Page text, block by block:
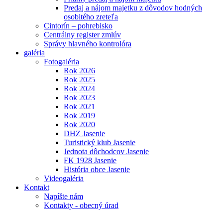
Predaj a nájom majetku z dôvodov hodných
osobitého zreteľa
Cintorín – pohrebisko
Centrálny register zmlúv
Správy hlavného kontrolóra
galéria
Fotogaléria
Rok 2026
Rok 2025
Rok 2024
Rok 2023
Rok 2021
Rok 2019
Rok 2020
DHZ Jasenie
Turistický klub Jasenie
Jednota dôchodcov Jasenie
FK 1928 Jasenie
História obce Jasenie
Videogaléria
Kontakt
Napíšte nám
Kontakty - obecný úrad